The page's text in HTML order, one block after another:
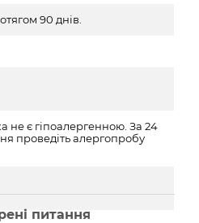
90 днів.
не є гіпоалергенною. За 24
проведіть алергопробу
питання